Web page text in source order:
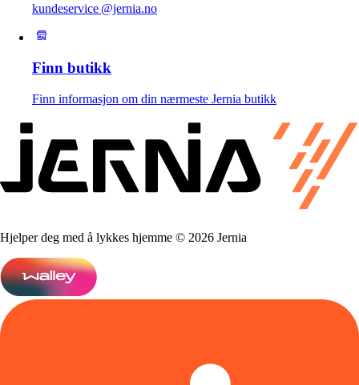
kundeservice @jernia.no
Finn butikk
Finn informasjon om din nærmeste Jernia butikk
Hjelper deg med å lykkes hjemme © 2026 Jernia